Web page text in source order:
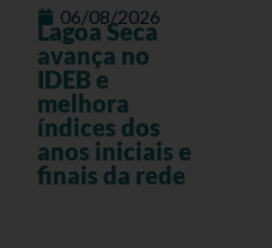
06/08/2026
Lagoa Seca
avança no
IDEB e
melhora
índices dos
anos iniciais e
finais da rede